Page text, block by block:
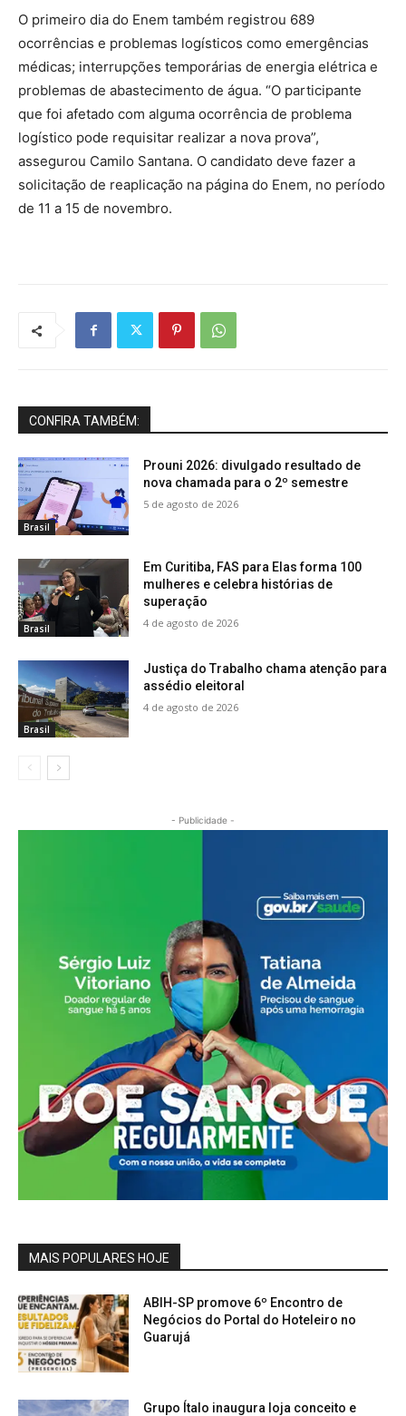
O primeiro dia do Enem também registrou 689
ocorrências e problemas logísticos como emergências
médicas; interrupções temporárias de energia elétrica e
problemas de abastecimento de água. “O participante
que foi afetado com alguma ocorrência de problema
logístico pode requisitar realizar a nova prova”,
assegurou Camilo Santana. O candidato deve fazer a
solicitação de reaplicação na página do Enem, no período
de 11 a 15 de novembro.
CONFIRA TAMBÉM:
Brasil
Prouni 2026: divulgado resultado de
nova chamada para o 2º semestre
5 de agosto de 2026
Brasil
Em Curitiba, FAS para Elas forma 100
mulheres e celebra histórias de
superação
4 de agosto de 2026
Brasil
Justiça do Trabalho chama atenção para
assédio eleitoral
4 de agosto de 2026
- Publicidade -
MAIS POPULARES HOJE
ABIH-SP promove 6º Encontro de
Negócios do Portal do Hoteleiro no
Guarujá
Grupo Ítalo inaugura loja conceito e